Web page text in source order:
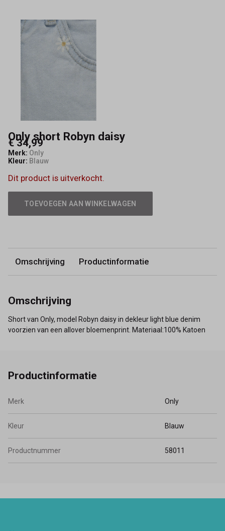
Only short Robyn daisy
€ 34,99
Merk: Only
Kleur: Blauw
Dit product is uitverkocht.
TOEVOEGEN AAN WINKELWAGEN
Omschrijving Productinformatie
Omschrijving
Short van Only, model Robyn daisy in dekleur light blue denim
voorzien van een allover bloemenprint. Materiaal:100% Katoen
Productinformatie
Merk Only
Kleur Blauw
Productnummer 58011